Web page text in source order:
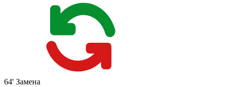
64' Замена